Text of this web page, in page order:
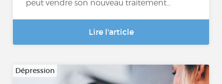
peut vendre son nouveau traitement...
Lire l'article
Dépression